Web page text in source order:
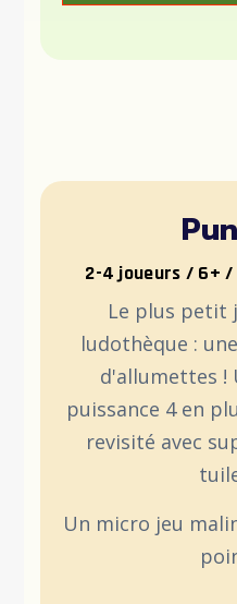
2-4 joueurs / 6+ /
Le plus petit
ludothèque :
d'allumettes !
puissance 4 en
revisité avec
Un micro jeu